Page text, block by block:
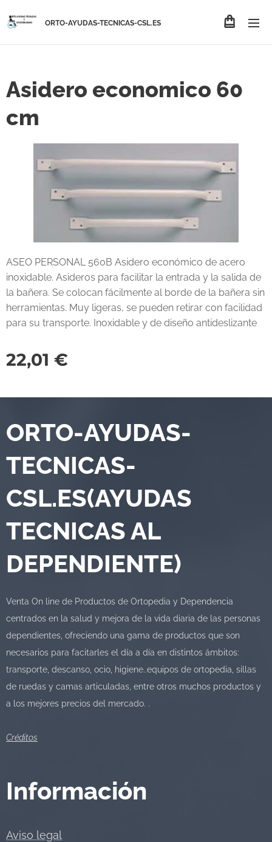
ORTO-AYUDAS-TECNICAS-CSL.ES
Asidero economico 60
cm
ASEO PERSONAL 560B Asidero económico de acero
inoxidable. Asideros para facilitar la entrada y la salida de
la bañera. Se colocan fácilmente al borde de la bañera sin
herramientas. Muy ligeras, se pueden retirar con facilidad
para su transporte. Inoxidable y de diseño antideslizante
22,01 €
ORTO-AYUDAS-
TECNICAS-
CSL.ES(AYUDAS
TECNICAS AL
DEPENDIENTE)
Venta On line de Productos de Ortopedia y Dependencia
centrados en la salud y mejora de la vida diaria de las personas
dependientes, ofreciendo una gama de productos que son
necesarios para facitarles el día a día en distintos ámbitos:
transporte, descanso, ocio, higiene..equipos de ortopedia, sillas
de ruedas y camas articuladas, entre otros muchos productos y
a los mejores precios del mercado. .
Créditos
Información
Aviso legal